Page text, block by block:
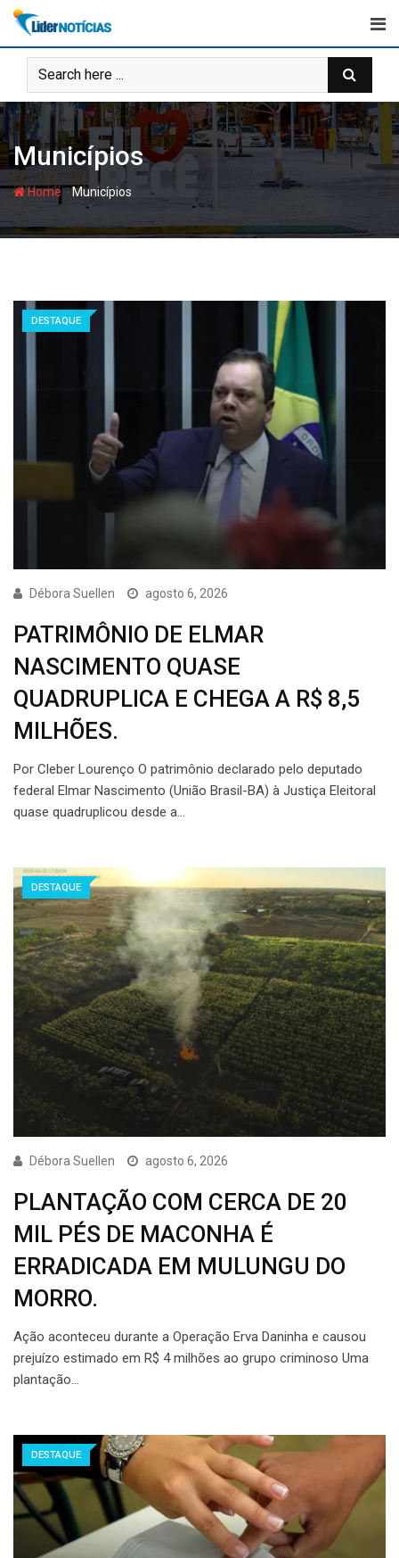
Skip
content
Municípios
Home-Municípios
DESTAQUE
Débora Suellen agosto 6, 2026
PATRIMÔNIO DE ELMAR
NASCIMENTO QUASE
QUADRUPLICA E CHEGA A R$ 8,5
MILHÕES.
Por Cleber Lourenço O patrimônio declarado pelo deputado
federal Elmar Nascimento (União Brasil-BA) à Justiça Eleitoral
quase quadruplicou desde a…
DESTAQUE
Débora Suellen agosto 6, 2026
PLANTAÇÃO COM CERCA DE 20
MIL PÉS DE MACONHA É
ERRADICADA EM MULUNGU DO
MORRO.
Ação aconteceu durante a Operação Erva Daninha e causou
prejuízo estimado em R$ 4 milhões ao grupo criminoso Uma
plantação…
DESTAQUE